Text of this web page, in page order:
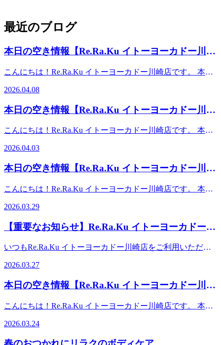
最近のブログ
本日の空き情報【Re.Ra.Ku イトーヨーカドー川崎
こんにちは！Re.Ra.Ku イトーヨーカドー川崎店です。 本日
14：0016：40～19：00 また、予約状況はその都度変わる可
能性があります。空き時間の枠がない場合でもお電話にてご
案内可能な場合もございますのでお気軽にお問合せください
タッフ一同、心よりお待ちしております♪♪【店舗案内】
Re.Ra.Ku イトーヨーカドー川崎店営業時間：平日 10:00-
19:15）TEL： 0445897315 〒210-0843 神奈川県川崎市川崎
区小田栄2-2-1イトーヨーカドー川崎店2F（赤ちゃん休憩室
横）【アクセス】◎バス 「川崎駅」から東口6番バス乗
JR「浜川崎駅」徒歩10分。JR「小田栄駅」徒歩5分。◎車
崎専用駐車場あり。イトーヨーカドー川崎店（旧エスパ川
2026.04.08
本日の空き情報【Re.Ra.Ku イトーヨーカドー川崎
こんにちは！Re.Ra.Ku イトーヨーカドー川崎店です。 本日
16：0018：00～19：00 また、予約状況はその都度変わる可
能性があります。空き時間の枠がない場合でもお電話にてご
案内可能な場合もございますのでお気軽にお問合せください
タッフ一同、心よりお待ちしております♪♪ 【店舗案内】
Re.Ra.Ku イトーヨーカドー川崎店営業時間：平日 10:00-
19:00（最終受付18:15） 土日祝 10:00-20:00（最終受付
19:15）TEL： 0445897315 〒210-0843 神奈川県川崎市川崎
区小田栄2-2-1イトーヨーカドー川崎店2F（赤ちゃん休憩室
横）【アクセス】◎バス 「川崎駅」から東口6番バス乗
JR「浜川崎駅」徒歩10分。JR「小田栄駅」徒歩5分。◎車
崎専用駐車場あり。イトーヨーカドー川崎店（旧エスパ川
2026.04.03
本日の空き情報【Re.Ra.Ku イトーヨーカドー川崎
こんにちは！Re.Ra.Ku イトーヨーカドー川崎店です。 本日
20：00 また、予約状況はその都度変わる可能性がありま
す。空き時間の枠がない場合でもお電話にてご案内可能な場
合もございますのでお気軽にお問合せくださいませ。事前に
心よりお待ちしております♪♪ 【店舗案内】Re.Ra.Ku イトー
ヨーカドー川崎店営業時間 10:00-20:00（最終受付 19:15）
2-2-1イトーヨーカドー川崎店2F（赤ちゃん休憩室横）【ア
クセス】◎バス 「川崎駅」から東口6番バス乗場、川崎市
営バス40系統乗車、「小田栄」下車◎電車 JR「浜川崎
京急川崎駅より車で10分。イトーヨーカドー川崎専用駐車場
2026.03.29
【重要なお知らせ】Re.Ra.Ku イトーヨーカドー川
いつもRe.Ra.Ku イトーヨーカドー川崎店をご利用いただ
変恐縮ですが、当店は2026年4月30日(木)をもちまして閉店
させていただくことになりました。これまで多くのお客様に
ご愛顧賜り、心より感謝申し上げます。 【最終営業日】
日 10：00～19：00（最終受付18：15）土日祝 10：00～
20：00（最終受付19：15）定休日 毎週月曜日ご予約は引き
続き承っておりますので、お気軽にお問い合わせくださいま
せ。ご希望のスタッフで、オンライン上 ✕ になっている時
2026.03.27
本日の空き情報【Re.Ra.Ku イトーヨーカドー川崎
こんにちは！Re.Ra.Ku イトーヨーカドー川崎店です。 本日
20：00 また、予約状況はその都度変わる可能性がありま
す。空き時間の枠がない場合でもお電話にてご案内可能な場
2026.03.24